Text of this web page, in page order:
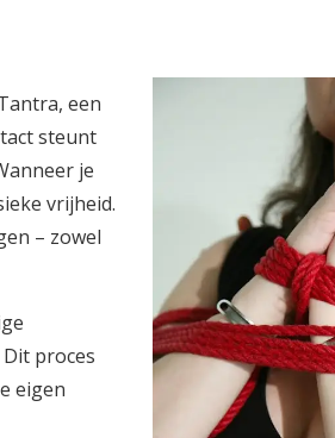
een
steunt
je
vrijheid.
– zowel
proces
eigen